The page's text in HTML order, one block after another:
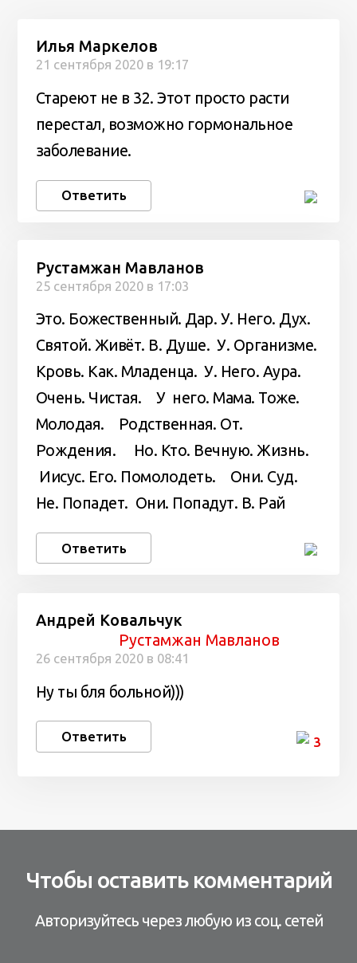
Илья Маркелов
21 сентября 2020 в 19:17
Стареют не в 32. Этот просто расти
перестал, возможно гормональное
заболевание.
Ответить
Рустамжан Мавланов
25 сентября 2020 в 17:03
Это. Божественный. Дар. У. Него. Дух.
Святой. Живёт. В. Душе. У. Организме.
Кровь. Как. Младенца. У. Него. Аура.
Очень. Чистая. У него. Мама. Тоже.
Молодая. Родственная. От.
Рождения. Но. Кто. Вечную. Жизнь.
Иисус. Его. Помолодеть. Они. Суд.
Не. Попадет. Они. Попадут. В. Рай
Ответить
Андрей Ковальчук
Рустамжан Мавланов
26 сентября 2020 в 08:41
Ну ты бля больной)))
Ответить 3
Чтобы оставить комментарий
Авторизуйтесь через любую из соц. сетей